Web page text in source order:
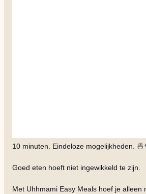
10 minuten. Eindeloze mogelijkheden.
Goed eten hoeft niet ingewikkeld te zijn.
Met Uhhmami Easy Meals hoef je alleen